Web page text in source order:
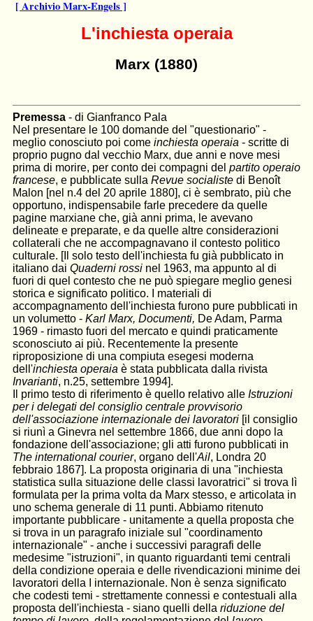
[ Archivio Marx-Engels ]
L'inchiesta operaia
Marx (1880)
Premessa- di Gianfranco Pala
Nel presentare le 100 domande del "questionario" -
meglio conosciuto poi come inchiesta operaia- scritte di
proprio pugno dal vecchio Marx, due anni e nove mesi
prima di morire, per conto dei compagni del partito operaio
francese, e pubblicate sulla Revue socialistedi Benoît
Malon [nel n.4 del 20 aprile 1880], ci è sembrato, più che
opportuno, indispensabile farle precedere da quelle
pagine marxiane che, già anni prima, le avevano
delineate e preparate, e da quelle altre considerazioni
collaterali che ne accompagnavano il contesto politico
culturale. [Il solo testo dell'inchiesta fu già pubblicato in
italiano dai Quaderni rossinel 1963, ma appunto al di
fuori di quel contesto che ne può spiegare meglio genesi
storica e significato politico. I materiali di
accompagnamento dell'inchiesta furono pure pubblicati in
un volumetto - Karl Marx, Documenti, De Adam, Parma
1969 - rimasto fuori del mercato e quindi praticamente
sconosciu­to ai più. Recentemente la presente
riproposizione di una compiuta esegesi moderna
dell'inchiesta operaiaè stata pubblicata dalla rivista
Invarianti, n.25, settembre 1994].
Il primo testo di riferimento è quello relativo alle Istruzioni
per i delegati del consiglio centrale provvisorio
dell'associazione internazionale dei lavoratori[il consiglio
si riunì a Ginevra nel settembre 1866, due anni dopo la
fondazione dell'associazione; gli atti furono pubblicati in
The international courier, organo dell'Ail, Londra 20
febbraio 1867]. La proposta originaria di una "inchiesta
statistica sulla situazione delle classi lavoratrici" si trova lì
formulata per la prima volta da Marx stesso, e articolata in
uno schema generale di 11 punti. Abbiamo ritenuto
importante pubblicare - unitamente a quella proposta che
si trova in un paragrafo iniziale sul "coordinamento
internazionale" - anche i successivi paragrafi delle
medesime "istruzioni", in quanto riguardanti temi centrali
della condizione operaia e delle rivendicazioni minime dei
lavoratori della I internazionale. Non è senza significato
che codesti temi - strettamente connessi e contestuali alla
proposta dell'inchiesta - siano quelli della riduzione del